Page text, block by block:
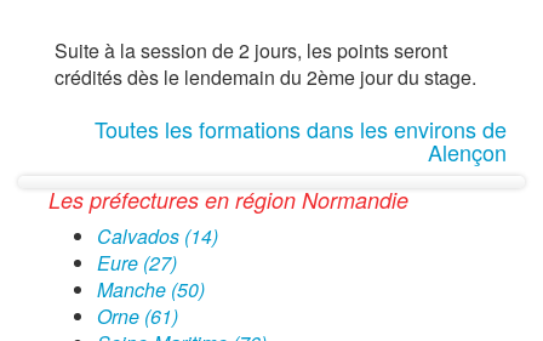
Suite à la session de 2 jours, les points seront
crédités dès le lendemain du 2ème jour du stage.
Toutes les formations dans les environs de
Alençon
Les préfectures en région Normandie
Calvados (14)
Eure (27)
Manche (50)
Orne (61)